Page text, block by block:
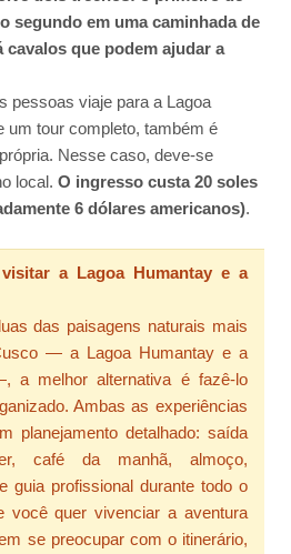
segundo em uma caminhada de
cavalos que podem ajudar a
pessoas viaje para a Lagoa
um tour completo, também é
Nesse caso, deve-se
local. O ingresso custa 20 soles
6 dólares americanos).
a Lagoa Humantay e a
das paisagens naturais mais
— a Lagoa Humantay e a
a melhor alternativa é fazê-lo
Ambas as experiências
planejamento detalhado: saída
café da manhã, almoço,
guia profissional durante todo o
você quer vivenciar a aventura
se preocupar com o itinerário,